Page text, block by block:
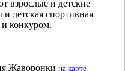
взрослые и детские
детская спортивная
конкуром.
Жаворонки на карте